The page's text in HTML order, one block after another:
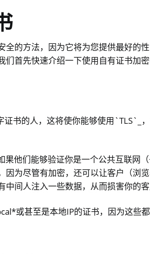
的方法，因为它将为您提供最好的
首先快速介绍一下使用自有证书加密
证书的人，这将使你能够使用`TLS`_
果他们能够验证你是一个公共互联网
因为尽管有加密，还可以让客户（浏
间人注入一些数据，从而损害你的客
或甚至是本地IP的证书，因为这些